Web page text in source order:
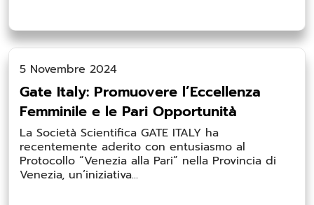
5 Novembre 2024
Gate Italy: Promuovere l’Eccellenza
Femminile e le Pari Opportunità
La Società Scientifica GATE ITALY ha
recentemente aderito con entusiasmo al
Protocollo “Venezia alla Pari” nella Provincia di
Venezia, un’iniziativa...